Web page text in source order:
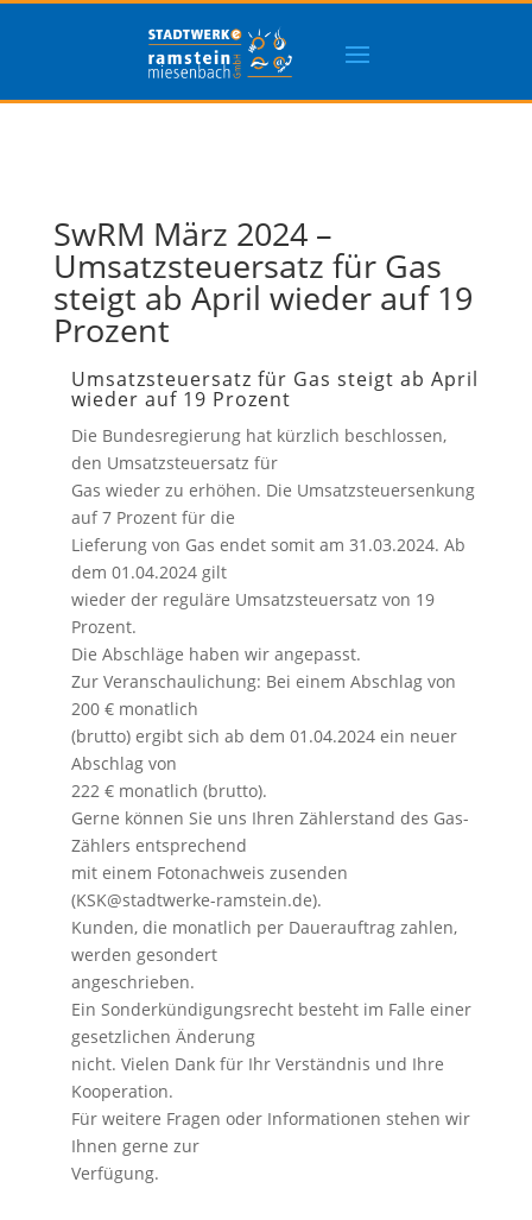
SwRM März 2024 –
Umsatzsteuersatz für Gas
steigt ab April wieder auf 19
Prozent
Umsatzsteuersatz für Gas steigt ab April
wieder auf 19 Prozent
Die Bundesregierung hat kürzlich beschlossen,
den Umsatzsteuersatz für
Gas wieder zu erhöhen. Die Umsatzsteuersenkung
auf 7 Prozent für die
Lieferung von Gas endet somit am 31.03.2024. Ab
dem 01.04.2024 gilt
wieder der reguläre Umsatzsteuersatz von 19
Prozent.
Die Abschläge haben wir angepasst.
Zur Veranschaulichung: Bei einem Abschlag von
200 € monatlich
(brutto) ergibt sich ab dem 01.04.2024 ein neuer
Abschlag von
222 € monatlich (brutto).
Gerne können Sie uns Ihren Zählerstand des Gas-
Zählers entsprechend
mit einem Fotonachweis zusenden
(KSK@stadtwerke-ramstein.de).
Kunden, die monatlich per Dauerauftrag zahlen,
werden gesondert
angeschrieben.
Ein Sonderkündigungsrecht besteht im Falle einer
gesetzlichen Änderung
nicht. Vielen Dank für Ihr Verständnis und Ihre
Kooperation.
Für weitere Fragen oder Informationen stehen wir
Ihnen gerne zur
Verfügung.